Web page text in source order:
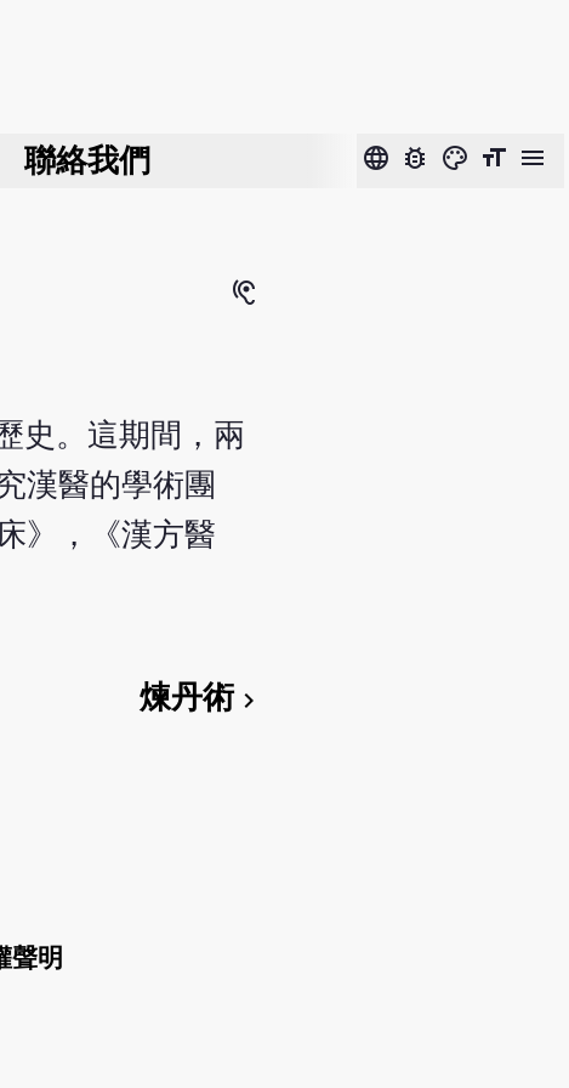
聯絡我們 language bug_report color_lens format_size menu
hearing
史。這期間，兩
漢醫的學術團
》，《漢方醫
煉丹術chevron_right
聲明